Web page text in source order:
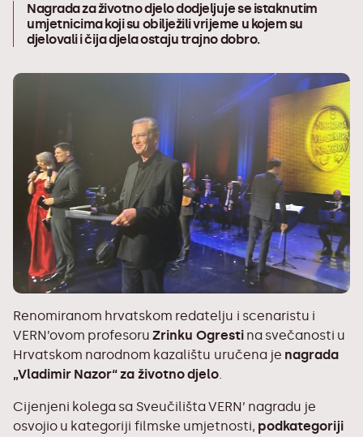
Nagrada za životno djelo dodjeljuje se istaknutim
umjetnicima koji su obilježili vrijeme u kojem su
djelovali i čija djela ostaju trajno dobro.
Renomiranom hrvatskom redatelju i scenaristu i
VERN’ovom profesoruZrinku Ogrestina svečanosti u
Hrvatskom narodnom kazalištu uručena je nagrada
„Vladimir Nazor“ za životno djelo.
Cijenjeni kolega sa Sveučilišta VERN’ nagradu je
osvojio u kategoriji filmske umjetnosti, podkategoriji